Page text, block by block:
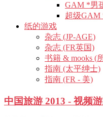
GAM *男
超级GAM
纸的游戏
杂志 (JP-AGE)
杂志 (FR英国)
书籍 & mooks (
指南 (太平绅士)
指南 (FR - 美)
中国旅游 2013 - 视频